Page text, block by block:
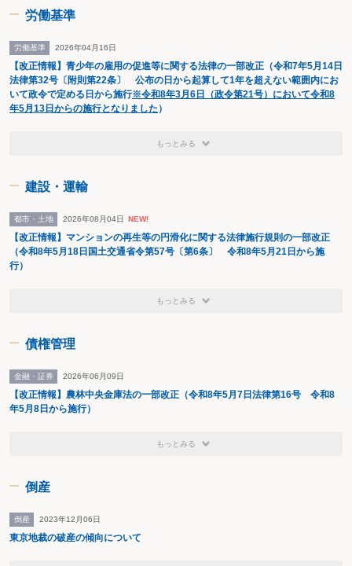
労働基準
労働基準 2026年04月16日
【改正情報】青少年の雇用の促進等に関する法律の一部改正（令和7年5月14日
法律第32号〔附則第22条〕 公布の日から起算して1年を超えない範囲内にお
いて政令で定める日から施行※令和8年3月6日（政令第21号）において令和8
年5月13日からの施行となりました ）
もっとみる
建設・運輸
都市・土地 2026年08月04日 NEW!
【改正情報】マンションの再生等の円滑化に関する法律施行規則の一部改正
（令和8年5月18日国土交通省令第57号〔第6条〕 令和8年5月21日から施
行）
もっとみる
債権管理
金融・証券 2026年06月09日
【改正情報】農林中央金庫法の一部改正（令和8年5月7日法律第16号 令和8
年5月8日から施行）
もっとみる
倒産
倒産 2023年12月06日
東京地裁の破産の傾向について